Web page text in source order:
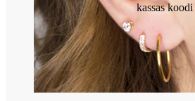
kassas koodi